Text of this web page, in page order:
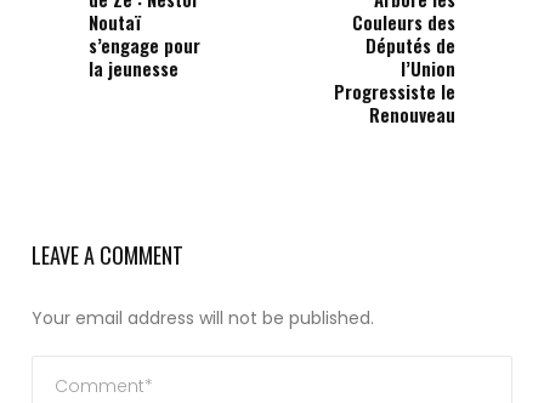
Noutaï
s’engage pour
la jeunesse
Couleurs des
Députés de
l’Union
Progressiste le
Renouveau
LEAVE A COMMENT
Your email address will not be published.